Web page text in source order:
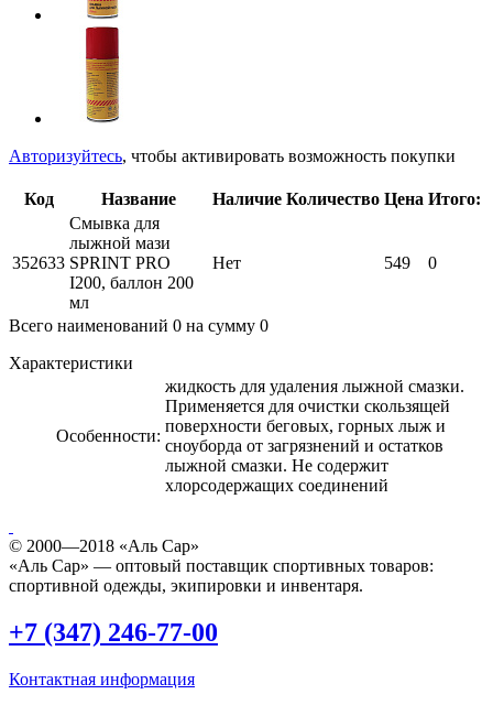
Авторизуйтесь, чтобы активировать возможность покупки
Код Название Наличие Количество Цена Итого:
352633
Смывка для
лыжной мази
SPRINT PRO
I200, баллон 200
мл
Нет 549 0
Всего наименований 0 на сумму 0
Характеристики
Особенности:
жидкость для удаления лыжной смазки.
Применяется для очистки скользящей
поверхности беговых, горных лыж и
сноуборда от загрязнений и остатков
лыжной смазки. Не содержит
хлорсодержащих соединений
© 2000—2018 «Аль Сар»
«Аль Сар» — оптовый поставщик спортивных товаров:
спортивной одежды, экипировки и инвентаря.
+7 (347) 246-77-00
Контактная информация